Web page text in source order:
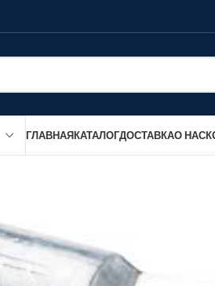
ГЛАВНАЯКАТАЛОГДОСТАВКАО НАС